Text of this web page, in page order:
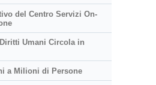
del Centro Servizi On-
Umani Circola in
a Milioni di Persone